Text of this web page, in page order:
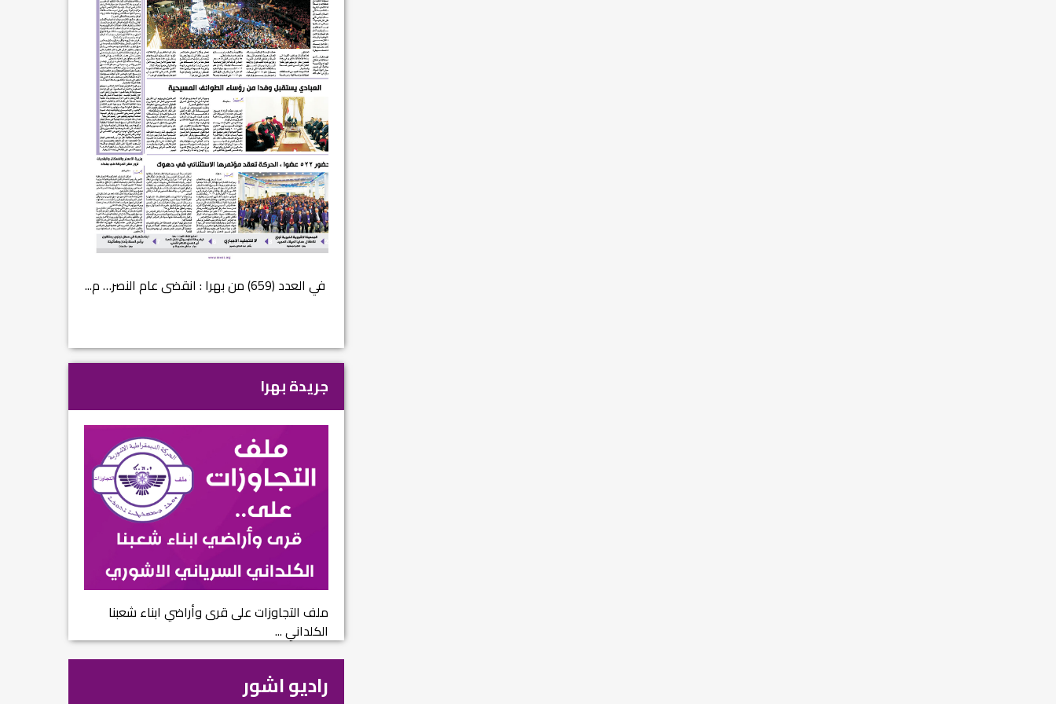
في العدد (659) من بهرا : انقضى عام النصر… م...
جريدة بهرا
ملف التجاوزات على قرى وأراضي ابناء شعبنا
الكلداني ...
راديو اشور